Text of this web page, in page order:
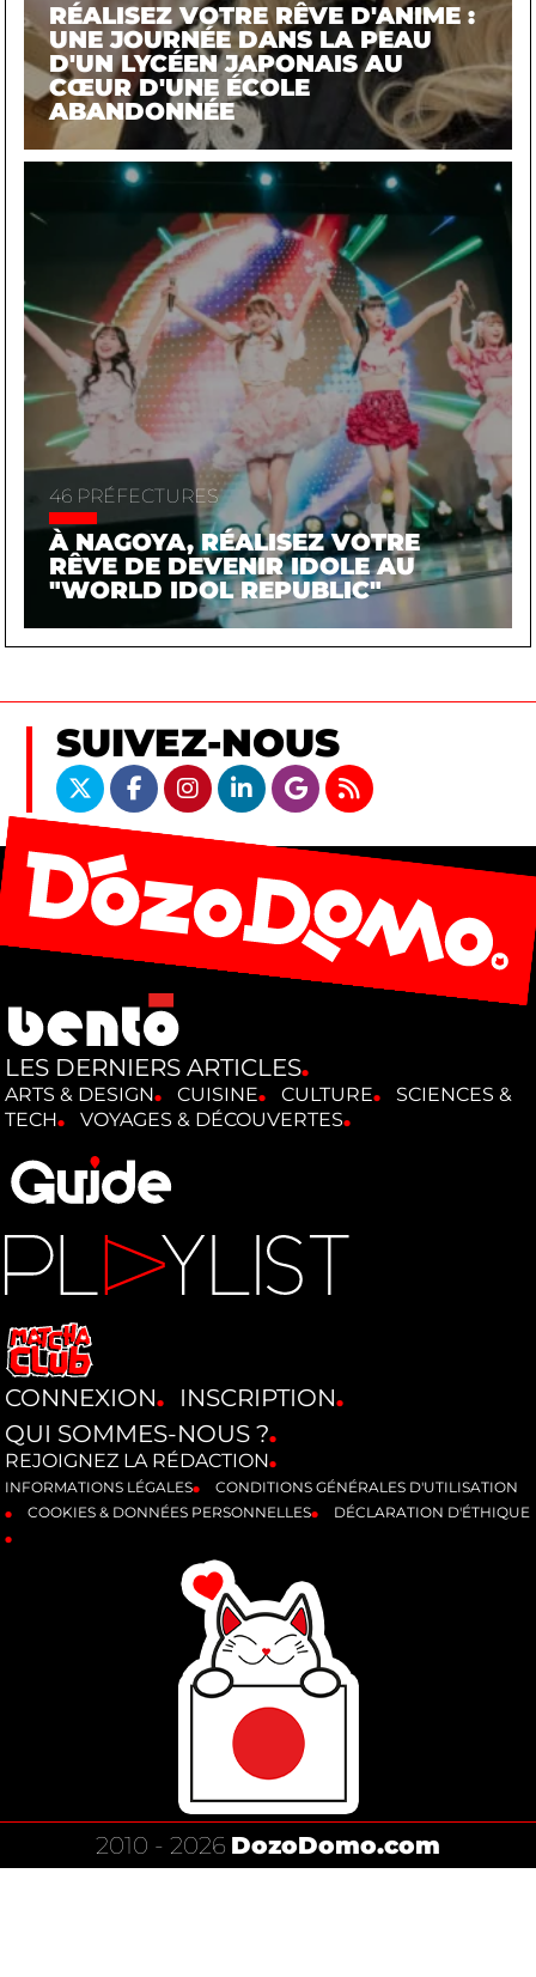
RÉALISEZ VOTRE RÊVE D'ANIME :
UNE JOURNÉE DANS LA PEAU
D'UN LYCÉEN JAPONAIS AU
CŒUR D'UNE ÉCOLE
ABANDONNÉE
46 PRÉFECTURES
À NAGOYA, RÉALISEZ VOTRE
RÊVE DE DEVENIR IDOLE AU
"WORLD IDOL REPUBLIC"
SUIVEZ-NOUS
LES DERNIERS ARTICLES
ARTS & DESIGN CUISINE CULTURE
SCIENCES &
TECH
VOYAGES & DÉCOUVERTES
CONNEXION
INSCRIPTION
QUI SOMMES-NOUS ?
REJOIGNEZ LA RÉDACTION
INFORMATIONS LÉGALES
CONDITIONS GÉNÉRALES D'UTILISATION
COOKIES & DONNÉES PERSONNELLES
DÉCLARATION D'ÉTHIQUE
2010 - 2026 DozoDomo.com